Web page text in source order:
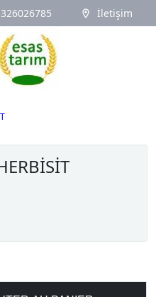
İletişim
Logo